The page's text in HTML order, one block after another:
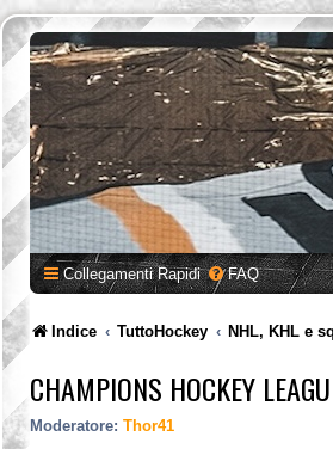
Collegamenti Rapidi FAQ
Indice TuttoHockey NHL, KHL e
CHAMPIONS HOCKEY
Moderatore: Thor41